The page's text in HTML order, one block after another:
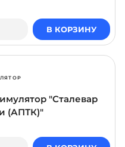
В КОРЗИНУ
"Сталевар
(АПТК)"